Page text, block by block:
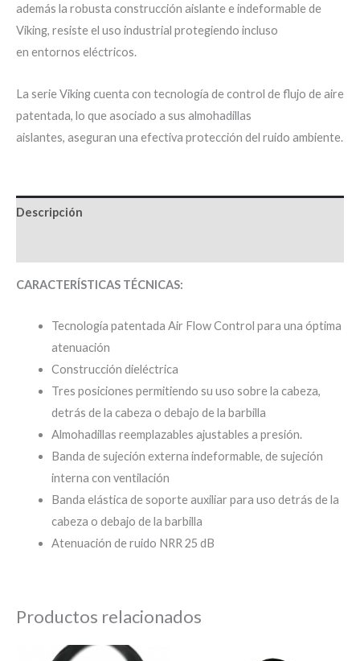
además la robusta construcción aislante e indeformable de
Viking, resiste el uso industrial protegiendo incluso
en entornos eléctricos.
La serie Viking cuenta con tecnología de control de flujo de aire
patentada, lo que asociado a sus almohadillas
aislantes, aseguran una efectiva protección del ruido ambiente.
Descripción
CARACTERÍSTICAS TÉCNICAS:
Tecnología patentada Air Flow Control para una óptima
atenuación
Construcción dieléctrica
Tres posiciones permitiendo su uso sobre la cabeza,
detrás de la cabeza o debajo de la barbilla
Almohadillas reemplazables ajustables a presión.
Banda de sujeción externa indeformable, de sujeción
interna con ventilación
Banda elástica de soporte auxiliar para uso detrás de la
cabeza o debajo de la barbilla
Atenuación de ruido NRR 25 dB
Productos relacionados